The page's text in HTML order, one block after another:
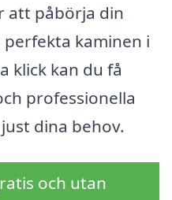
att påbörja din
kaminen i
klick kan du få
professionella
dina behov.
och utan